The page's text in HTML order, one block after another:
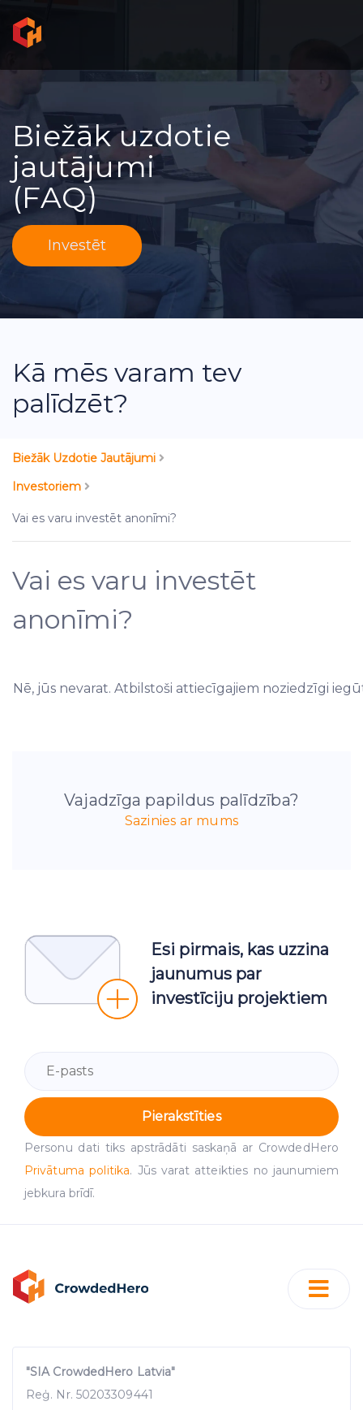
Biežāk uzdotie
jautājumi
(FAQ)
Investēt
Kā mēs varam tev
palīdzēt?
Biežāk Uzdotie Jautājumi
Investoriem
Vai es varu investēt anonīmi?
Vai es varu investēt
anonīmi?
Nē, jūs nevarat. Atbilstoši attiecīgajiem noziedzīgi
Vajadzīga papildus palīdzība?
Sazinies ar mums
Esi pirmais, kas uzzina
jaunumus par
investīciju projektiem
Pierakstīties
Personu dati tiks apstrādāti saskaņā ar CrowdedHero
Privātuma politika. Jūs varat atteikties no jaunumiem
jebkura brīdī.
"SIA CrowdedHero Latvia"
Reģ. Nr. 50203309441